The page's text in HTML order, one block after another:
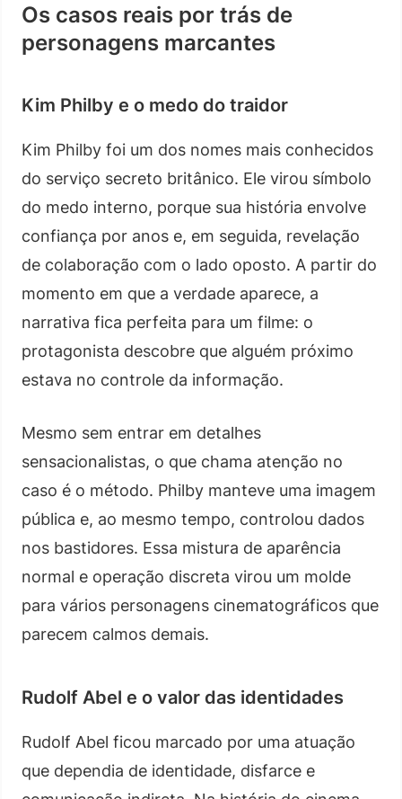
Os casos reais por trás de
personagens marcantes
Kim Philby e o medo do traidor
Kim Philby foi um dos nomes mais conhecidos
do serviço secreto britânico. Ele virou símbolo
do medo interno, porque sua história envolve
confiança por anos e, em seguida, revelação
de colaboração com o lado oposto. A partir do
momento em que a verdade aparece, a
narrativa fica perfeita para um filme: o
protagonista descobre que alguém próximo
estava no controle da informação.
Mesmo sem entrar em detalhes
sensacionalistas, o que chama atenção no
caso é o método. Philby manteve uma imagem
pública e, ao mesmo tempo, controlou dados
nos bastidores. Essa mistura de aparência
normal e operação discreta virou um molde
para vários personagens cinematográficos que
parecem calmos demais.
Rudolf Abel e o valor das identidades
Rudolf Abel ficou marcado por uma atuação
que dependia de identidade, disfarce e